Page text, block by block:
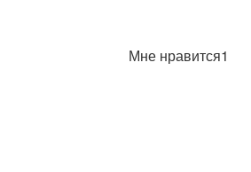
Мне нравится1